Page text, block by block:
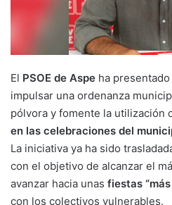
El PSOE de Aspe ha
impulsar una ordenanza
pólvora y fomente la utilización
en las celebraciones del
La iniciativa ya ha sido
con el objetivo de alcanzar el
avanzar hacia unas fiestas
con los colectivos vulnerables.